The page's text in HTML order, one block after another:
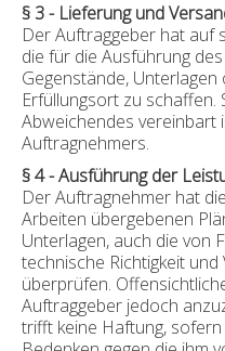
§ 3 - Lieferung und
Der Auftraggeber hat auf
die für die Ausführung
Gegenstände,
Erfüllungsort zu schaffen.
Abweichendes vereinbart
Auftragnehmers.
§ 4 - Ausführung der
Der Auftragnehmer hat
Arbeiten übergebenen
Unterlagen, auch die von
technische Richtigkeit
überprüfen.
Auftraggeber jedoch
trifft keine Haftung,